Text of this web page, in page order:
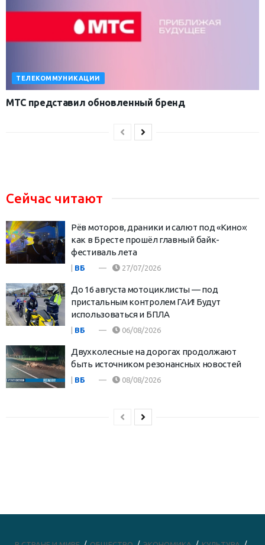
ТЕЛЕКОММУНИКАЦИИ
МТС представил обновленный бренд
Сейчас читают
Рёв моторов, драники и салют под «Кино»:
как в Бресте прошёл главный байк-
фестиваль лета
ВБ 27/07/2026
До 16 августа мотоциклисты — под
пристальным контролем ГАИ! Будут
использоваться и БПЛА
ВБ 06/08/2026
Двухколесные на дорогах продолжают
быть источником резонансных новостей
ВБ 08/08/2026